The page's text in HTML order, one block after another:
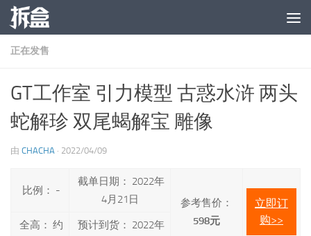
跳至内容
正在发售
GT工作室 引力模型 古惑水浒 两头
蛇解珍 双尾蝎解宝 雕像
由 CHACHA · 2022/04/09
比例： -
截单日期： 2022年
4月21日
参考售价：
598元
立即订
购>>
全高： 约
预计到货： 2022年